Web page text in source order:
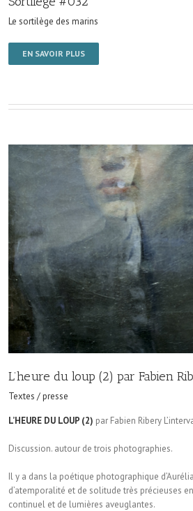
Le sortilège des marins
EN SAVOIR PLUS
L’heure du loup (2) par Fabien
Textes / presse
L’HEURE DU LOUP (2) par Fabien Ribery
Discussion. autour de trois photographies.
Il y a dans la poétique photographique
d’atemporalité et de solitude très précieuses
continuel et de lumières aveuglantes.